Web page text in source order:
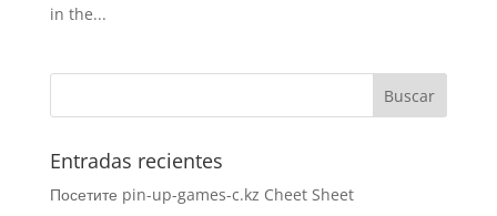
in the...
Entradas recientes
Посетите pin-up-games-c.kz Cheet Sheet